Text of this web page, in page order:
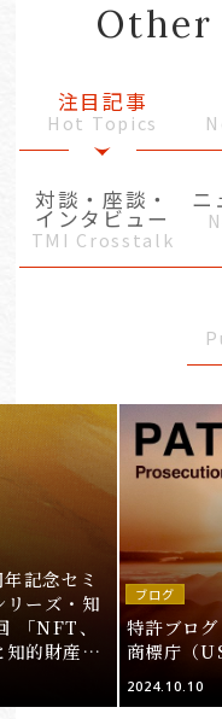
Other
注目記事
Hot Topics
対談・座談・
インタビュー
TMI Crosstalk
ニ
記念セミ
リーズ・知
「NFT、
知的財産
ブログ
特許ブロ
商標庁（
2024.10.10